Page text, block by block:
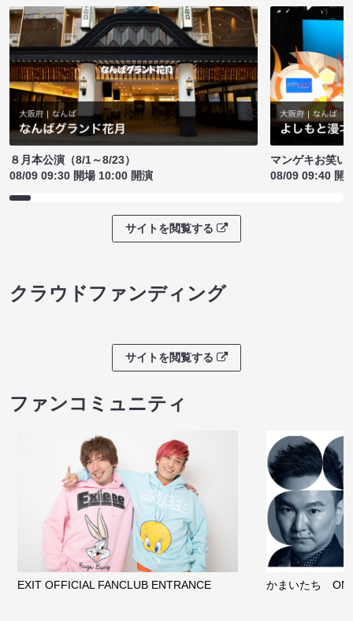
８月本公演（8/1～8/23）
08/09 09:30 開場 10:00 開演
マンゲキお笑い
08/09 09:40 開
サイトを閲覧する
クラウドファンディング
サイトを閲覧する
ファンコミュニティ
EXIT OFFICIAL FANCLUB ENTRANCE かまいたち